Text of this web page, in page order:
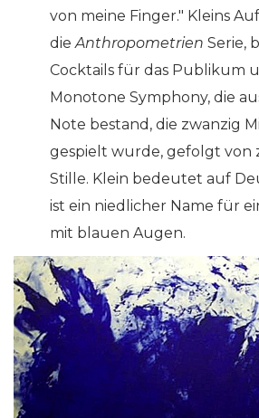
von meine Finger." Kleins
dieAnthropometrien Serie,
Cocktails für das Publikum
Monotone Symphony, die
Note bestand, die zwanzig
gespielt wurde, gefolgt von
Stille. Klein bedeutet auf
ist ein niedlicher Name für
mit blauen Augen.